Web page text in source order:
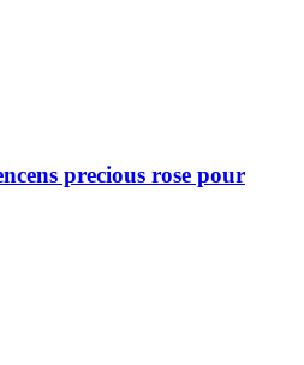
precious rose pour